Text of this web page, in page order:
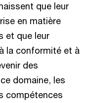
que leur
en matière
et que leur
la conformité et à
des
domaine, les
compétences